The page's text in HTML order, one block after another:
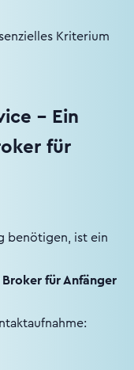
Kriterium
– Ein
für
benötigen, ist ein
Broker für Anfänger